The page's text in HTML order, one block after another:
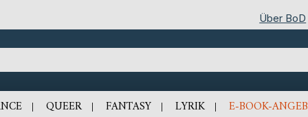
Über BoD
QUEER FANTASY LYRIK E-BOOK-